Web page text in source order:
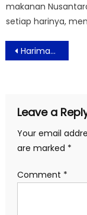
makanan
setiap harinya,
Post
navigation
Harimau Sumatera Suro Dilepasliarkan di Taman Nasional Gunung Leuser
Leave a
Your email
are marked *
Comment *